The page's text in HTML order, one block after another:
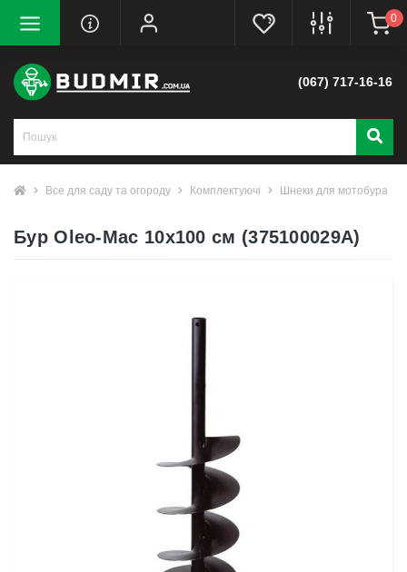
0
(067) 717-16-16
Все для саду та огороду Комплектуючі Шнеки для мотобура
Бур Oleo-Mac 10х100 см (375100029A)